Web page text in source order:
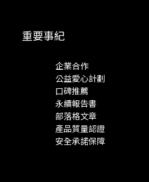
重要事紀
企業合作
公益愛心計劃
口碑推薦
永續報告書
部落格文章
產品質量認證
安全承諾保障